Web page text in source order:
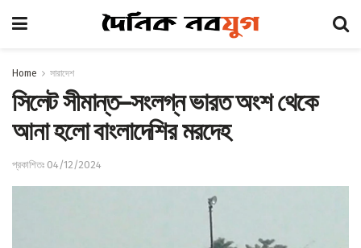
Home সারাদেশ
সিলেট সীমান্ত–সংলগ্ন ভারত অংশ থেকে
আনা হলো বাংলাদেশির মরদেহ
প্রকাশিতঃ 04/12/2024